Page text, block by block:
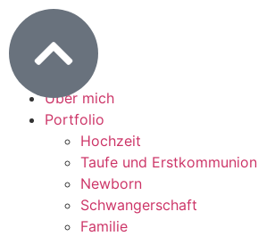
Über mich
Portfolio
Hochzeit
Taufe und Erstkommunion
Newborn
Schwangerschaft
Familie